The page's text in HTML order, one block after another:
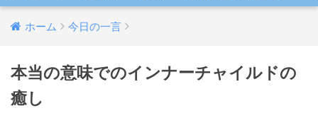
ホーム 今日の一言
本当の意味でのインナーチャイルドの
癒し